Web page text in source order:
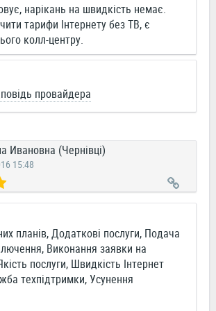
нарікань на швидкість немає.
тарифи Інтернету без ТВ, є
колл-центру.
провайдера
Ивановна (Чернівці)
15:48
планів, Додаткові послуги, Подача
Виконання заявки на
послуги, Швидкість Інтернет
техпідтримки, Усунення